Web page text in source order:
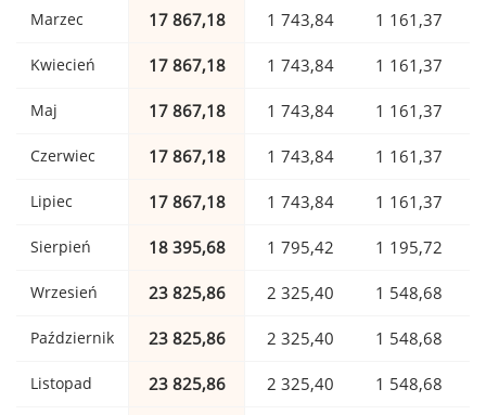
Marzec 17 867,18 1 743,84 1 161,37
Kwiecień 17 867,18 1 743,84 1 161,37
Maj 17 867,18 1 743,84 1 161,37
Czerwiec 17 867,18 1 743,84 1 161,37
Lipiec 17 867,18 1 743,84 1 161,37
Sierpień 18 395,68 1 795,42 1 195,72
Wrzesień 23 825,86 2 325,40 1 548,68
Październik 23 825,86 2 325,40 1 548,68
Listopad 23 825,86 2 325,40 1 548,68